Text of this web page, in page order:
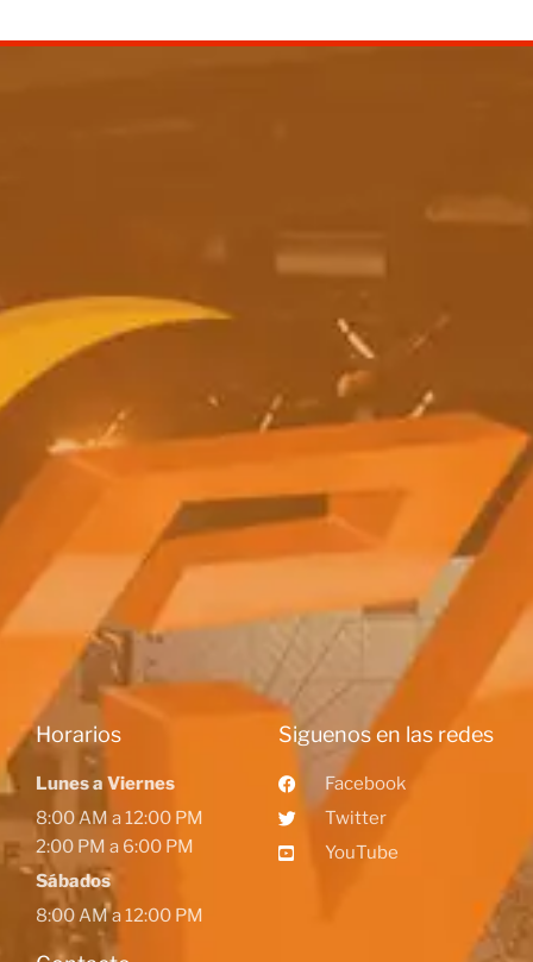
Horarios
Lunes a Viernes
8:00 AM a 12:00 PM
2:00 PM a 6:00 PM
Sábados
8:00 AM a 12:00 PM
Siguenos en las redes
Facebook
Twitter
YouTube